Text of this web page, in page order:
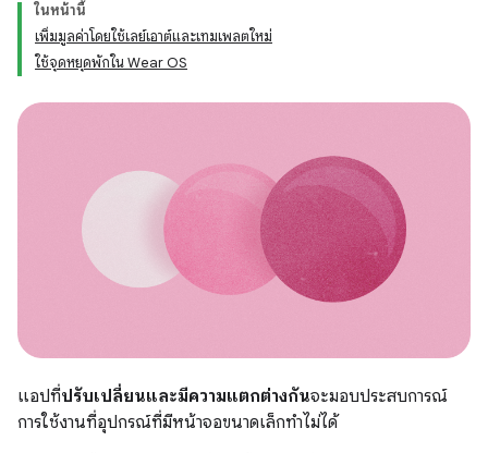
ในหน้านี้
เพิ่มมูลค่าโดยใช้เลย์เอาต์และเทมเพลตใหม่
ใช้จุดหยุดพักใน Wear OS
แอปที่ปรับเปลี่ยนและมีความแตกต่างกันจะมอบประสบการณ์
การใช้งานที่อุปกรณ์ที่มีหน้าจอขนาดเล็กทำไม่ได้